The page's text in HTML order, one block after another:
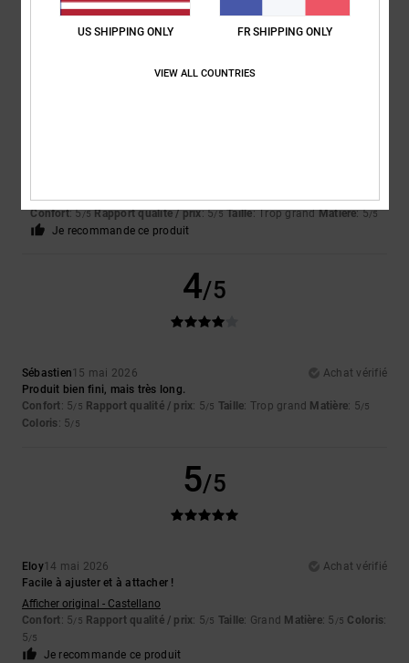
Confort: 5/5 Rapport qualité / prix
Je recommande ce produit
Un peu grande
Confort: 5/5 Rapport qualité / prix: 5/5 Taille: Trop grandMatière: 5/5
Je recommande ce produit
4/5
Sébastien15 mai 2026
Achat vérifié
Produit bien fini, mais très long.
Confort: 5/5 Rapport qualité / prix: 5/5 Taille: Trop grand Matière: 5/5
Coloris: 5/5
5/5
Eloy14 mai 2026
Achat vérifié
Facile à ajuster et à attacher !
Afficher original - Castellano
Confort: 5/5 Rapport qualité / prix: 5/5 Taille: Grand Matière: 5 /5 Coloris:
5/5
Je recommande ce produit
US SHIPPING ONLY FR SHIPPING ONLY
VIEW ALL COUNTRIES